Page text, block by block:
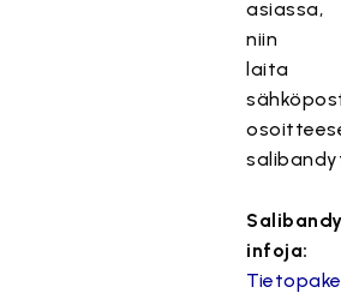
asiassa,
niin
laita
infoja: